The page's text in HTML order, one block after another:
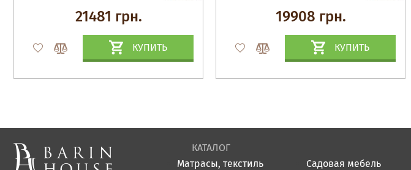
21481 грн.
КУПИТЬ
19908 грн.
КУПИТЬ
КАТАЛОГ
Матрасы, текстиль
Садовая мебель